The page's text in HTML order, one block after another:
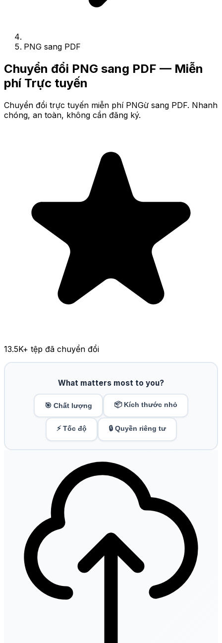
PNG sang PDF
Chuyển đổi PNG sang PDF — Miễn
phí Trực tuyến
Chuyển đổi trực tuyến miễn phí PNGừ sang PDF. Nhanh
chóng, an toàn, không cần đăng ký.
13.5K+ tệp đã chuyển đổi
What matters most to you?
🎯 Chất lượng 📦 Kích thước nhỏ
⚡ Tốc độ 🔒 Quyền riêng tư